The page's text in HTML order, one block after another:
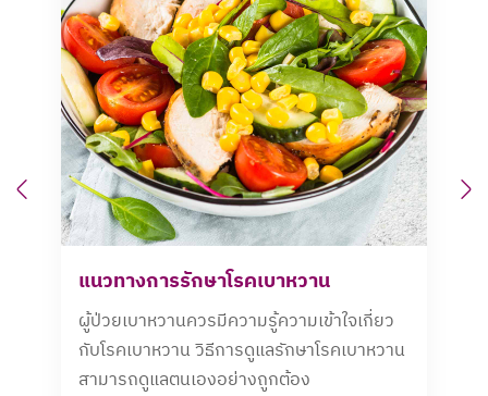
Previous
แนวทางการรักษาโรคเบาหวาน
ผู้ป่วยเบาหวานควรมีความรู้ความเข้าใจเกี่ยว
กับโรคเบาหวาน วิธีการดูแลรักษาโรคเบาหวาน
สามารถดูแลตนเองอย่างถูกต้อง